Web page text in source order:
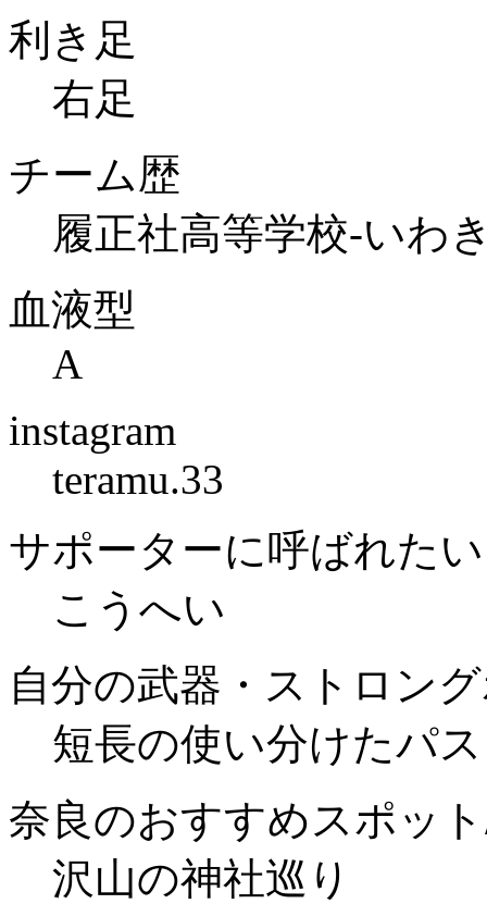
利き足
右足
チーム歴
履正社高等学校-いわ
血液型
A
instagram
teramu.33
サポーターに呼ばれた
こうへい
自分の武器・ストロン
短長の使い分けたパス
奈良のおすすめスポッ
沢山の神社巡り